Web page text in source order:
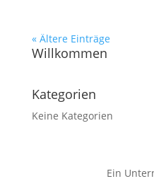
« Ältere Einträge
Willkommen
Kategorien
Keine Kategorien
Ein